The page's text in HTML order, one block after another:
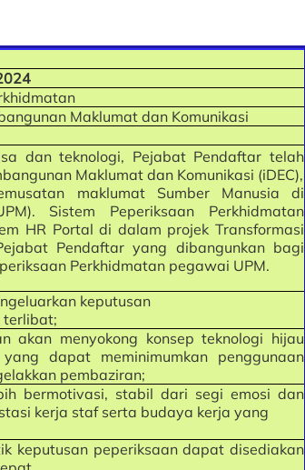
Maklumat dan Komunikasi
dan teknologi, Pejabat Pendaftar telah
Maklumat dan Komunikasi (iDEC),
maklumat Sumber Manusia di
Sistem Peperiksaan Perkhidmatan
HR Portal di dalam projek Transformasi
Pendaftar yang dibangunkan bagi
Perkhidmatan pegawai UPM.
keputusan
terlibat;
akan menyokong konsep teknologi hijau
dapat meminimumkan penggunaan
pembaziran;
bermotivasi, stabil dari segi emosi dan
kerja staf serta budaya kerja yang
keputusan peperiksaan dapat disediakan